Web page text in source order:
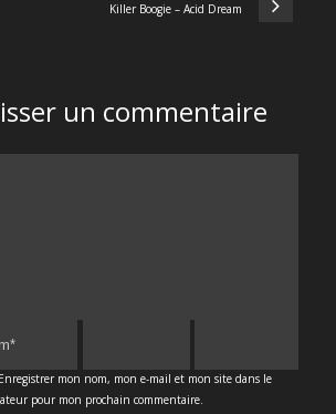
Killer Boogie – Acid Dream
un commentaire
Enregistrer mon nom, mon e-mail et mon site dans le
pour mon prochain commentaire.